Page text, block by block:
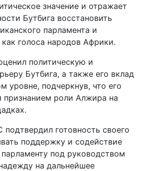
значение и отражает
Бутбига восстановить
парламента и
голоса народов Африки.
политическую и
Бутбига, а также его вклад
уровне, подчеркнув, что его
признанием роли Алжира на
готовность своего
поддержку и содействие
под руководством
на дальнейшее